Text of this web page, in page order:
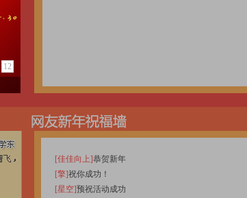
年开始对整个市场做房地产市场景气指数跟踪，从今年的跟踪情况来
健康、比较景气的月份，有5个月相对来说不太景气，尤其是10月
大块内容综合来考虑的，即房地产开发投资、新房市场、二手房市
息。 [2011-12-22 10:22:14]
于开发商来说，今年的年关在政策调控、市场遇冷、销售业绩、还贷
里请云顶翠峰的肖总先谈谈。 [2011-12-22 10:27:12]
去年10月1日高层开了两栋，约14万平方米左右；今年5月份又开了
要开掉，后一栋由于土方问题，没法运出去。而且，那时候老板的
12
[星空]预祝活动成功
[ssss]````
[聂雄峰]节节高升